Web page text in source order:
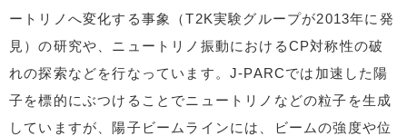
ートリノへ変化する事象（T2K実験グループが2013年に発
見）の研究や、ニュートリノ振動におけるCP対称性の破
れの探索などを行なっています。J-PARCでは加速した陽
子を標的にぶつけることでニュートリノなどの粒子を生成
していますが、陽子ビームラインには、ビームの強度や位